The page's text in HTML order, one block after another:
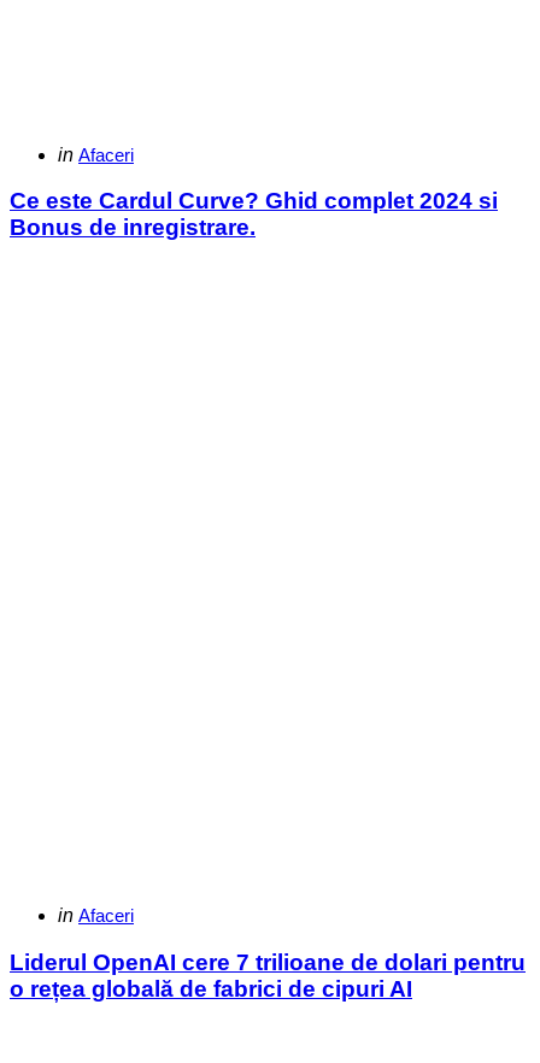
Categories
Posted
in Afaceri
Ce este Cardul Curve? Ghid complet 2024 si
Bonus de inregistrare.
Categories
Posted
in Afaceri
Liderul OpenAI cere 7 trilioane de dolari pentru
o rețea globală de fabrici de cipuri AI